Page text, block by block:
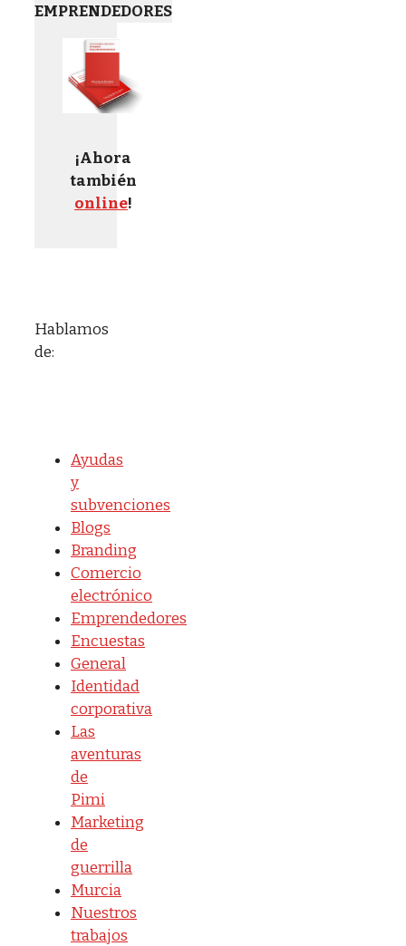
EMPRENDEDORES
¡Ahora
también
online!
Hablamos
de:
Ayudas
y
subvenciones
Blogs
Branding
Comercio
electrónico
Emprendedores
Encuestas
General
Identidad
corporativa
Las
aventuras
de
Pimi
Marketing
de
guerrilla
Murcia
Nuestros
trabajos